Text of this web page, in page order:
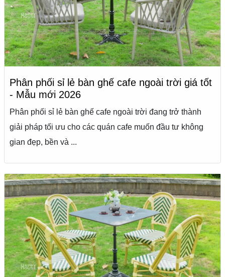
Phân phối sỉ lẻ bàn ghế cafe ngoài trời giá tốt
- Mẫu mới 2026
Phân phối sỉ lẻ bàn ghế cafe ngoài trời đang trở thành
giải pháp tối ưu cho các quán cafe muốn đầu tư không
gian đẹp, bền và ...